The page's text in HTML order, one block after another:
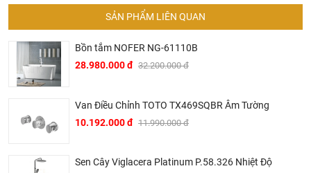
hoàn toàn miễn phí.
Bảo trì sản phẩm lên tới 5 năm, tặng các phụ kiện hao
mòn và thay thế miễn phí.
Bảo trì kiểm tra sản phẩm trước khi hết hạn bảo hành
kể cả sản phẩm có lên đên 5 năm hay 10 năm bảo
hành miễn phí, Khali Nguyễn sẽ liên hệ để bảo trì và
kiểm tra khi đến hạn, khách hàng không phải ghi nhớ
hay lưu thông tin gì cả.
Khali Nguyễn - Tri kỷ của ngôi nhà bạn!
SẢN PHẨM LIÊN QUAN
Bồn tắm NOFER NG-61110B
28.980.000 đ 32.200.000 đ
Van Điều Chỉnh TOTO TX469SQBR Âm Tường
10.192.000 đ 11.990.000 đ
Sen Cây Viglacera Platinum P.58.326 Nhiệt Độ